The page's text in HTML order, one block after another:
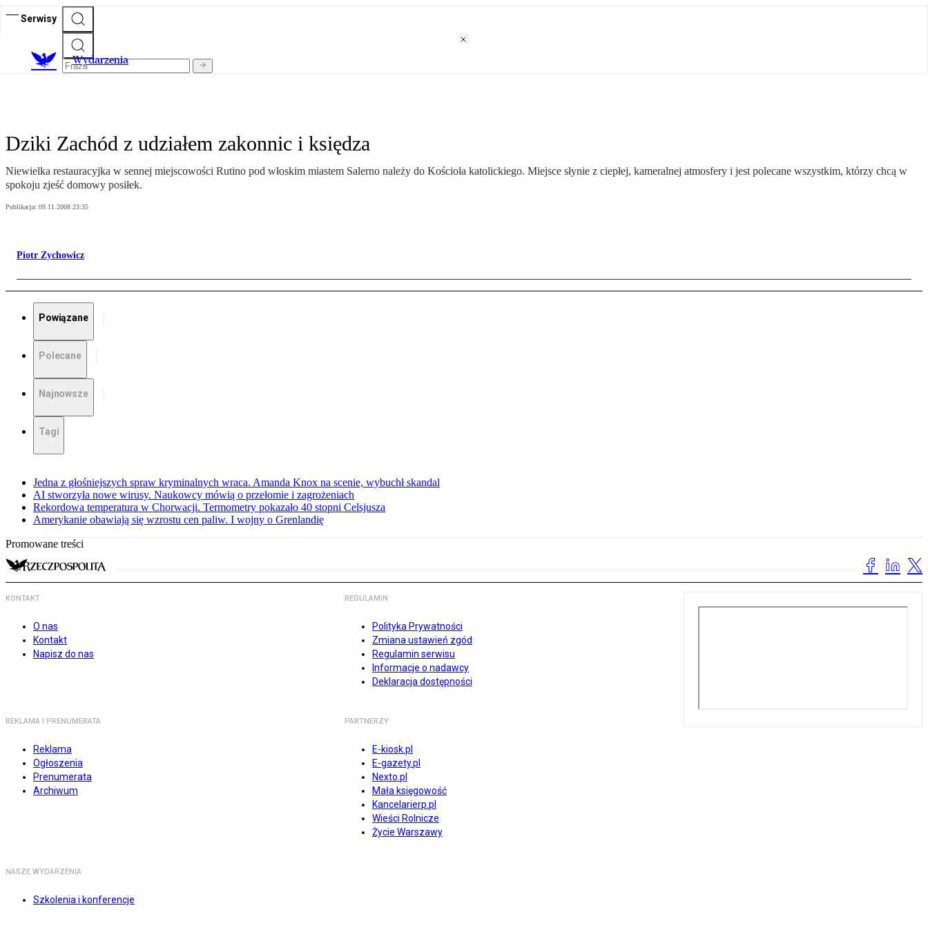
Serwisy
Wydarzenia
Dziki Zachód z udziałem zakonnic i księdza
Niewielka restauracyjka w sennej miejscowości Rutino pod włoskim miastem Salerno należy do Kościoła katolickiego. Miejsce słynie z ciepłej, kameralnej atmosfery i jest polecane wszystkim, którzy chcą w
spokoju zjeść domowy posiłek.
Publikacja: 09.11.2008 23:35
Piotr Zychowicz
Powiązane
Polecane
Najnowsze
Tagi
Jedna z głośniejszych spraw kryminalnych wraca. Amanda Knox na scenie, wybuchł skandal
AI stworzyła nowe wirusy. Naukowcy mówią o przełomie i zagrożeniach
Rekordowa temperatura w Chorwacji. Termometry pokazało 40 stopni Celsjusza
Amerykanie obawiają się wzrostu cen paliw. I wojny o Grenlandię
Promowane treści
KONTAKT
O nas
Kontakt
Napisz do nas
REGULAMIN
Polityka Prywatności
Zmiana ustawień zgód
Regulamin serwisu
Informacje o nadawcy
Deklaracja dostępności
REKLAMA I PRENUMERATA
Reklama
Ogłoszenia
Prenumerata
Archiwum
PARTNERZY
E-kiosk.pl
E-gazety.pl
Nexto.pl
Mała księgowość
Kancelarierp.pl
Wieści Rolnicze
Życie Warszawy
NASZE WYDARZENIA
Szkolenia i konferencje